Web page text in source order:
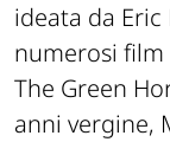
ideata da
numerosi film
The Green
anni vergine,